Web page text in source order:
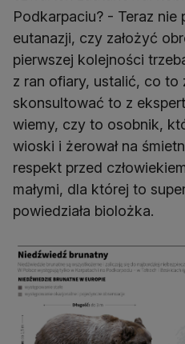
Podkarpaciu? - Teraz
eutanazji, czy założyć
pierwszej kolejności
z ran ofiary, ustalić, co to
skonsultować to z
wiemy, czy to osobnik,
wioski i żerował na
respekt przed
małymi, dla której to
powiedziała biolożka.